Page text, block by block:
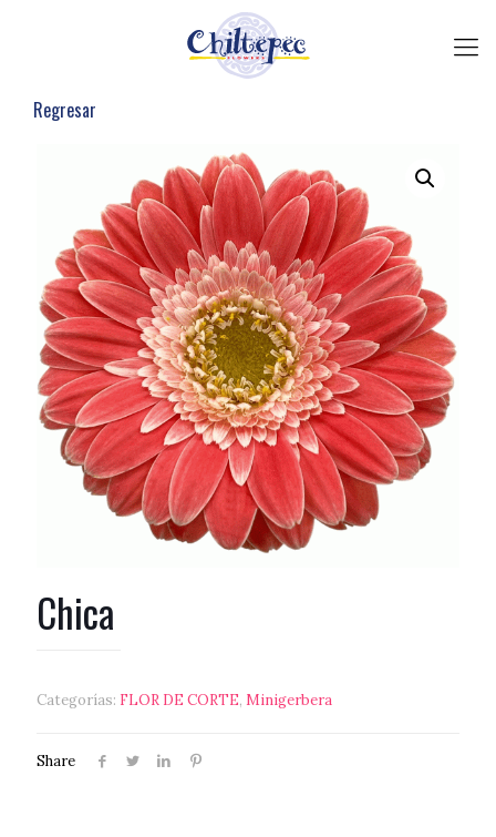
Regresar
Chica
Categorías: FLOR DE CORTE, Minigerbera
Share